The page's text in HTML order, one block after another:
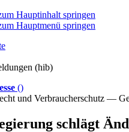
Hauptinhalt springen
Hauptmenü springen
(hib)
()
und Verbraucherschutz —
schlägt